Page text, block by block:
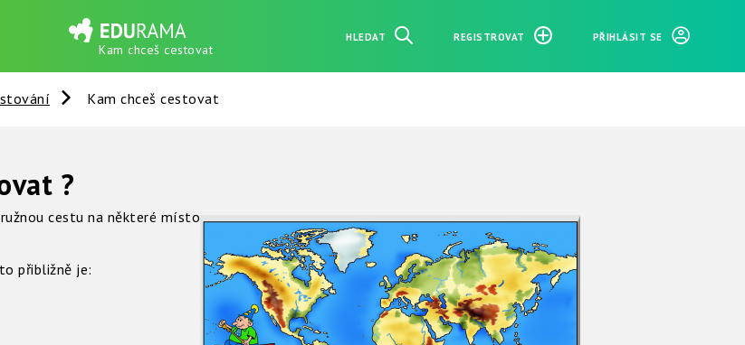
Kam chceš cestovat
HLEDAT REGISTROVAT PŘIHLÁSIT SE
Kam chceš cestovat
?
cestu na některé místo
přibližně je: